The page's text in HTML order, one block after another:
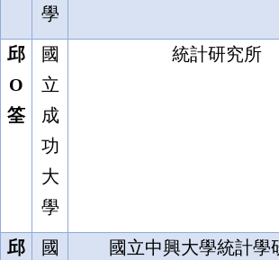
學
邱
O
筌
國
立
成
功
大
學
統計研究所
邱 國 國立中興大學統計學